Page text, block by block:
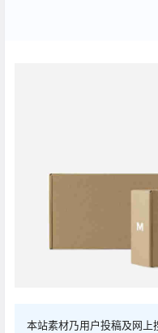
本站素材乃用户投稿及网上